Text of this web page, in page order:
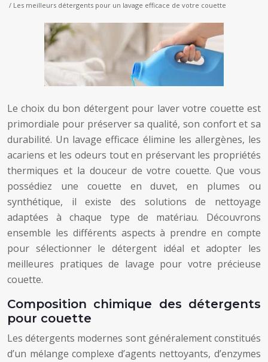
/ Les meilleurs détergents pour un lavage efficace de votre couette
Le choix du bon détergent pour laver votre couette est
primordiale pour préserver sa qualité, son confort et sa
durabilité. Un lavage efficace élimine les allergènes, les
acariens et les odeurs tout en préservant les propriétés
thermiques et la douceur de votre couette. Que vous
possédiez une couette en duvet, en plumes ou
synthétique, il existe des solutions de nettoyage
adaptées à chaque type de matériau. Découvrons
ensemble les différents aspects à prendre en compte
pour sélectionner le détergent idéal et adopter les
meilleures pratiques de lavage pour votre précieuse
couette.
Composition chimique des détergents
pour couette
Les détergents modernes sont généralement constitués
d’un mélange complexe d’agents nettoyants, d’enzymes